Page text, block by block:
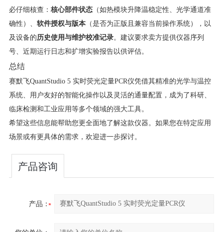
必仔细核查： 核心部件状态（如热模块升降温稳定性、光学通道准
确性）、 软件授权与版本（是否为正版且兼容当前操作系统），以
及设备的历史使用与维护校准记录。建议要求卖方提供仪器序列
号、近期运行日志和扩增实验报告以供评估。
总结
赛默飞QuantStudio 5 实时荧光定量PCR仪凭借其精准的光学与温控
系统、用户友好的智能化操作以及灵活的通量配置，成为了科研、
临床检测和工业应用等多个领域的强大工具。
希望这些信息能帮助您更全面地了解这款仪器。如果您在特定应用
场景或有更具体的需求，欢迎进一步探讨。
产品咨询
产品：